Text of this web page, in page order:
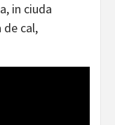
in ciuda
de cal,